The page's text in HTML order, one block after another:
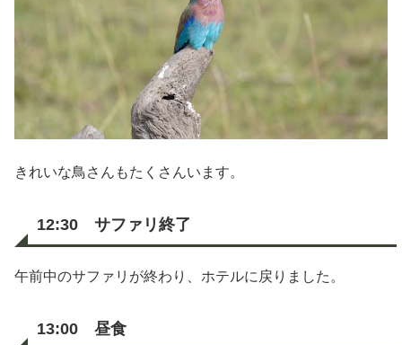
きれいな鳥さんもたくさんいます。
12:30 サファリ終了
午前中のサファリが終わり、ホテルに戻りました。
13:00 昼食